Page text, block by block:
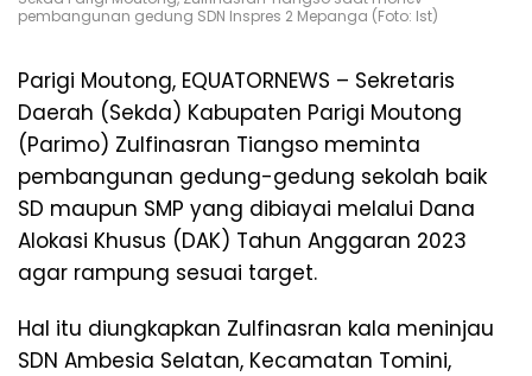
pembangunan gedung SDN Inspres 2 Mepanga (Foto: Ist)
Parigi Moutong, EQUATORNEWS – Sekretaris
Daerah (Sekda) Kabupaten Parigi Moutong
(Parimo) Zulfinasran Tiangso meminta
pembangunan gedung-gedung sekolah baik
SD maupun SMP yang dibiayai melalui Dana
Alokasi Khusus (DAK) Tahun Anggaran 2023
agar rampung sesuai target.
Hal itu diungkapkan Zulfinasran kala meninjau
SDN Ambesia Selatan, Kecamatan Tomini,